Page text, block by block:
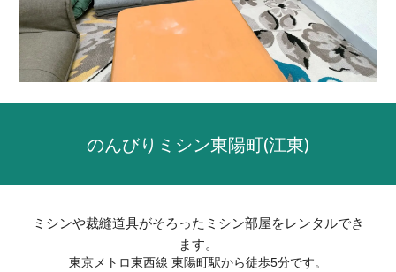
のんびり ミシン東陽町(江東)
ミシンや裁縫道具がそろったミシン部屋をレンタルでき
ます。
東京メトロ東西線 東陽町駅から徒歩5分です。